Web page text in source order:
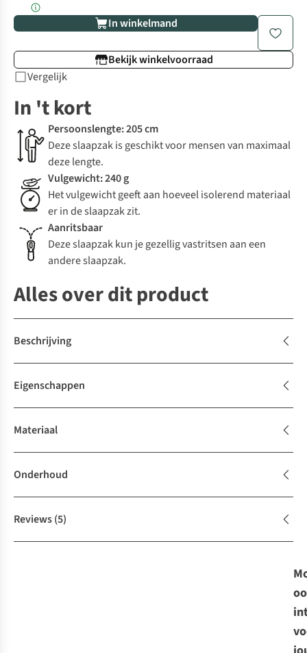
In winkelmand
Bekijk winkelvoorraad
Vergelijk
In 't kort
Persoonslengte: 205 cm
Deze slaapzak is geschikt voor mensen van maximaal
deze lengte.
Vulgewicht: 240 g
Het vulgewicht geeft aan hoeveel isolerend materiaal
er in de slaapzak zit.
Aanritsbaar
Deze slaapzak kun je gezellig vastritsen aan een
andere slaapzak.
Alles over dit product
Beschrijving
Eigenschappen
Materiaal
Onderhoud
Reviews(5)